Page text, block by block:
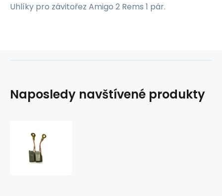
Uhlíky pro závitořez Amigo 2 Rems 1 pár.
Naposledy navštívené produkty